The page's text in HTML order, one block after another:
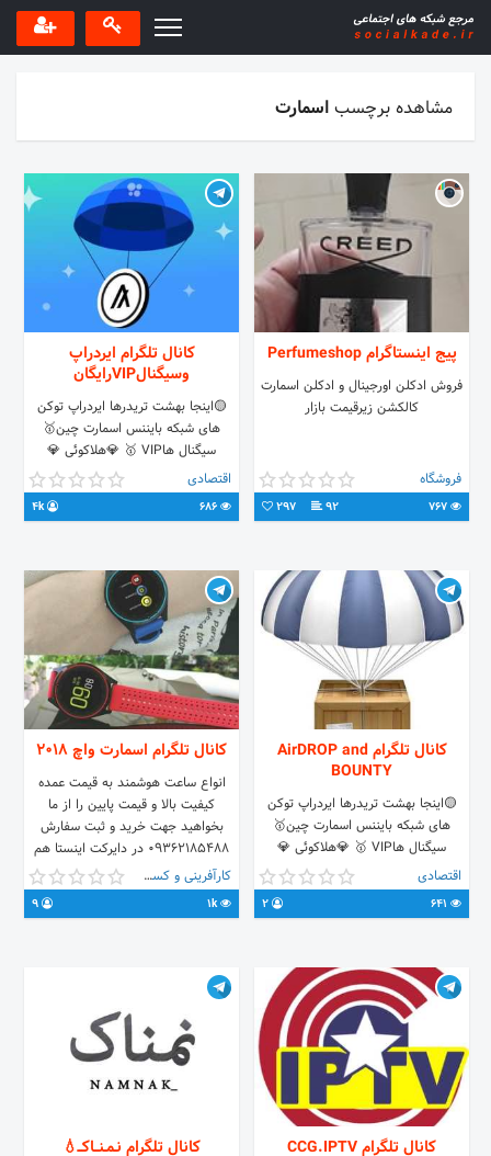
مشاهده برچسباسمارت
پیج اینستاگرام Perfumeshop
فروش ادکلن اورجینال و ادکلن اسمارت
کالکشن زیرقیمت بازار
فروشگاه
92
297
کانال تلگرام ایردراپ
وسیگنالVIPرایگان
🟡اینجا بهشت تریدرها ایردراپ توکن
های شبکه بایننس اسمارت چین🥇
سیگنال هاVIP 🥇 💎هلاکوئی 💎
اوسیوند 💎ساتوشی 💎پرشیا 💎افشار
Crypto premium💎 Coin coach💎
بصورت کاملا رایگان❤ مسئولیت معامله
اقتصادی
4k
کانال تلگرام AirDROP and
BOUNTY
🟡اینجا بهشت تریدرها ایردراپ توکن
های شبکه بایننس اسمارت چین🥇
سیگنال هاVIP 🥇 💎هلاکوئی 💎
اوسیوند 💎ساتوشی 💎پرشیا 💎افشار
Crypto premium💎 Coin coach💎
بصورت کاملا رایگان❤ مسئولیت معامله
اقتصادی
کانال تلگرام اسمارت واچ 2018
انواع ساعت هوشمند به قیمت عمده
کیفیت بالا و قیمت پایین را از ما
بخواهید جهت خرید و ثبت سفارش
09362185488 در دایرکت اینستا هم
میتوانید ثبت سفارش کیند
@SmartWatch_18
کارآفرینی و کسب و کار
1k
کانال تلگرام CCG.IPTV کانال تلگرام نـمـنــاکــ💧